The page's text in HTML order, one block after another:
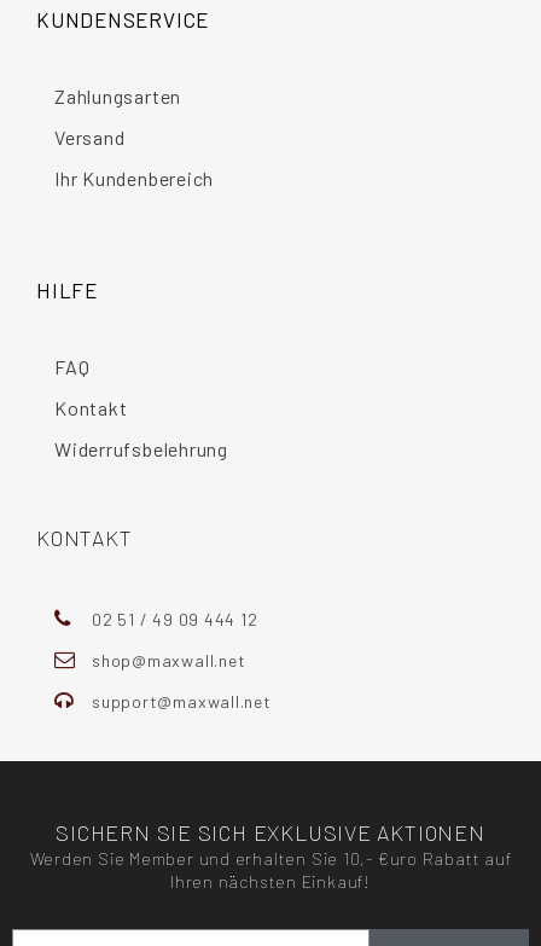
KUNDENSERVICE
Zahlungsarten
Versand
Ihr Kundenbereich
HILFE
FAQ
Kontakt
Widerrufsbelehrung
KONTAKT
02 51 / 49 09 444 12
shop@maxwall.net
support@maxwall.net
SICHERN SIE SICH EXKLUSIVE AKTIONEN
Werden Sie Member und erhalten Sie 10,- €uro Rabatt auf
Ihren nächsten Einkauf!